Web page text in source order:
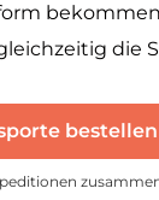
die
bestellen